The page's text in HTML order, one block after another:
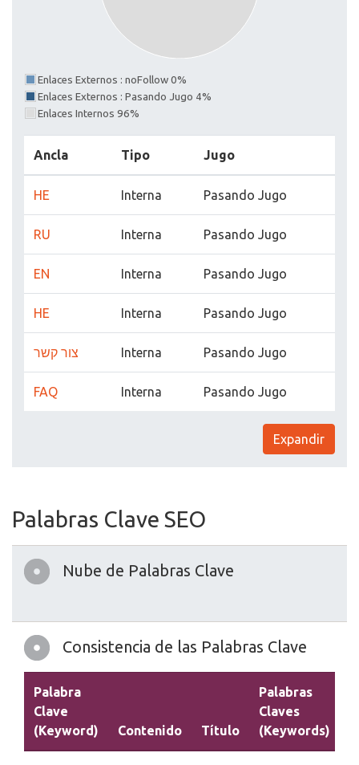
Enlaces Externos : noFollow 0%
Enlaces Externos : Pasando Jugo 4%
Enlaces Internos 96%
Ancla Tipo Jugo
HE Interna Pasando Jugo
RU Interna Pasando Jugo
EN Interna Pasando Jugo
HE Interna Pasando Jugo
צור קשר Interna Pasando Jugo
FAQ Interna Pasando Jugo
Expandir
Palabras Clave SEO
Nube de Palabras Clave
Consistencia de las Palabras Clave
Palabra
Clave
(Keyword)
Contenido Título
Palabras
Claves
(Keywords)